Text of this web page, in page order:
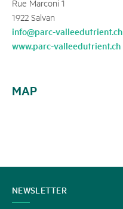
Rue Marconi 1
1922 Salvan
info@parc-valleedutrient.ch
www.parc-valleedutrient.ch
MAP
CONTACT
US
NEWSLETTER